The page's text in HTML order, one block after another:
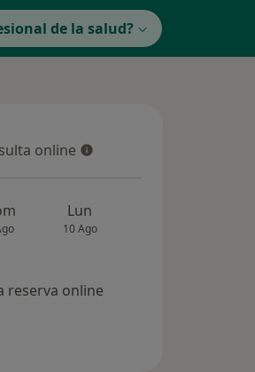
de la salud?
online
online
Lun
10 Ago
reserva online